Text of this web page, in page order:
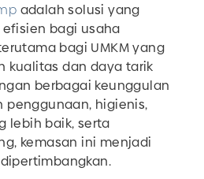
adalah solusi yang
bagi usaha
bagi UMKM yang
kualitas dan daya tarik
berbagai keunggulan
penggunaan, higienis,
lebih baik, serta
kemasan ini menjadi